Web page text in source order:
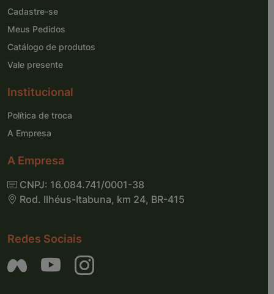
Cadastre-se
Meus Pedidos
Catálogo de produtos
Vale presente
Institucional
Política de troca
A Empresa
A Empresa
CNPJ: 16.084.741/0001-38
Rod. Ilhéus-Itabuna, km 24, BR-415
Redes Sociais